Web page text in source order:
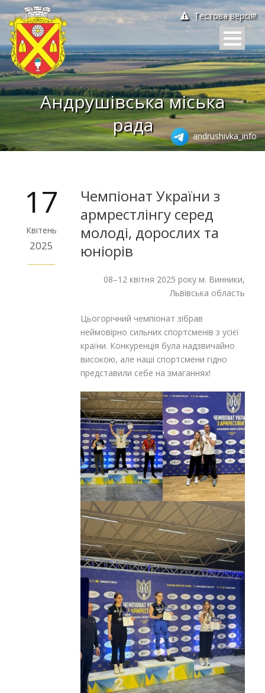
Тестова версія!
Андрушівська міська
рада
andrushivka_info
17
Квітень
2025
Чемпіонат України з
армрестлінгу серед
молоді, дорослих та
юніорів
08–12 квітня 2025 року м. Винники,
Львівська область
Цьогорічний чемпіонат зібрав
неймовірно сильних спортсменів з усієї
країни. Конкуренція була надзвичайно
високою, але наші спортсмени гідно
представили себе на змаганнях!